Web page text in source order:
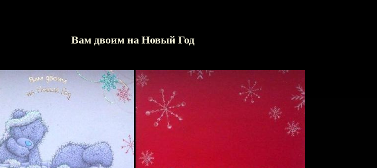
Вам двоим на Новый Год